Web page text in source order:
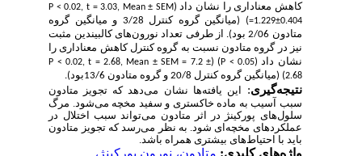
کاهش معناداری را نشان داد (P < 0.02, t = 3.03, Mean ± SEM
=1.229±0.404
) (میانگین گروه کنترل 3/28 و میانگین گروه
متادون 2/06 بود). از طرفی تعداد نورون‌های کالبیندین مثبت
نیز در گروه متادون نسبت به گروه کنترل کاهش معناداری را
نشان داد (P < 0.05
) (
P < 0.02, t = 2.68, Mean ± SEM = 7.2 ±
2.68) (میانگین گروه کنترل 20/8 و گروه متادون 13/6بود).
نتیجهگیری: این یافته‌ها نشان می‌دهد که تجویز متادون
سبب آسیب به ماده خاکستری و سفید مخچه می‌شود. مرگ
سلول‌های پورکینژ در اثر متادون می‌تواند سبب اختلال در
عملکردهای مخچه‌ای شود. به نظر می‌رسد که تجویز متادون
باید با احتیاط‌های بیشتری همراه باشد.
واژه‌های کلیدی:متادون، نورون پورکینژ،